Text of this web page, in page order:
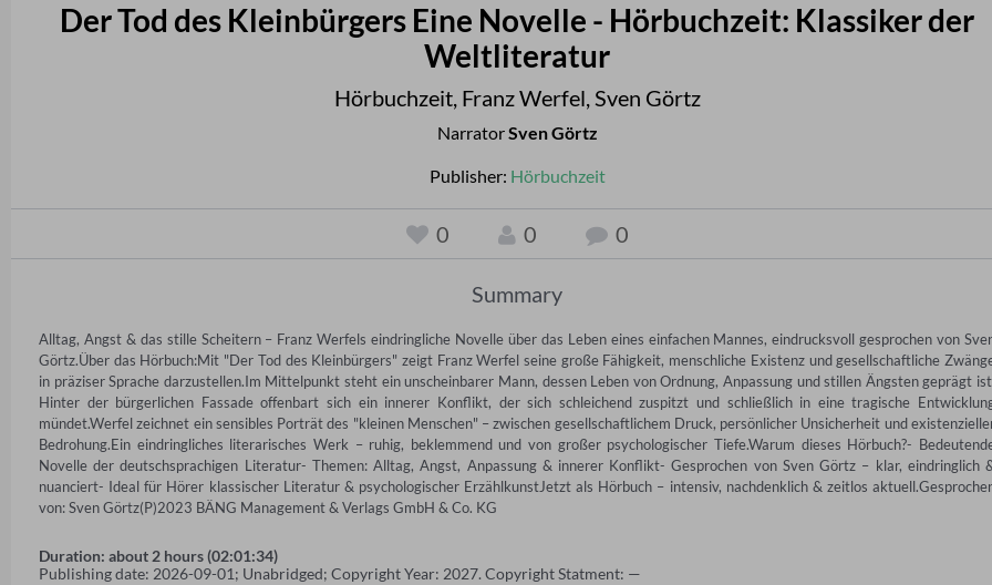
Der Tod des Kleinbürgers Eine Novelle - Hörbuchzeit: Klassiker der
Weltliteratur
Hörbuchzeit, Franz Werfel,Sven Görtz
NarratorSven Görtz
Publisher: Hörbuchzeit
0 0 0
Summary
Alltag, Angst & das stille Scheitern – Franz Werfels eindringliche Novelle über das Leben eines einfachen Mannes, eindrucksvoll gesprochen von
Görtz.Über das Hörbuch:Mit "Der Tod des Kleinbürgers" zeigt Franz Werfel seine große Fähigkeit, menschliche Existenz und gesellschaftliche
in präziser Sprache darzustellen.Im Mittelpunkt steht ein unscheinbarer Mann, dessen Leben von Ordnung, Anpassung und stillen Ängsten geprägt
Hinter der bürgerlichen Fassade offenbart sich ein innerer Konflikt, der sich schleichend zuspitzt und schließlich in eine tragische
mündet.Werfel zeichnet ein sensibles Porträt des "kleinen Menschen" – zwischen gesellschaftlichem Druck, persönlicher Unsicherheit und
Bedrohung.Ein eindringliches literarisches Werk – ruhig, beklemmend und von großer psychologischer Tiefe.Warum dieses Hörbuch?-
Novelle der deutschsprachigen Literatur- Themen: Alltag, Angst, Anpassung & innerer Konflikt- Gesprochen von Sven Görtz – klar, eindringlich
nuanciert- Ideal für Hörer klassischer Literatur & psychologischer ErzählkunstJetzt als Hörbuch – intensiv, nachdenklich & zeitlos
von: Sven Görtz(P)2023 BÄNG Management & Verlags GmbH & Co. KG
Duration: about 2 hours (02:01:34)
Publishing date: 2026-09-01; Unabridged; Copyright Year: 2027. Copyright Statment: —